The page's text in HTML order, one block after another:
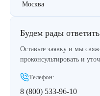
Москва
Будем рады
Оставьте заявку и мы
проконсультировать и
Телефон:
8 (800) 533-96-10
Лазерный пилинг
Лазерное удаление рубцов
Удаление рубцов
Удаление новообразований
Избавиться от комедонов
Избавиться от
Остановить выпадение
Восстановление здоровья